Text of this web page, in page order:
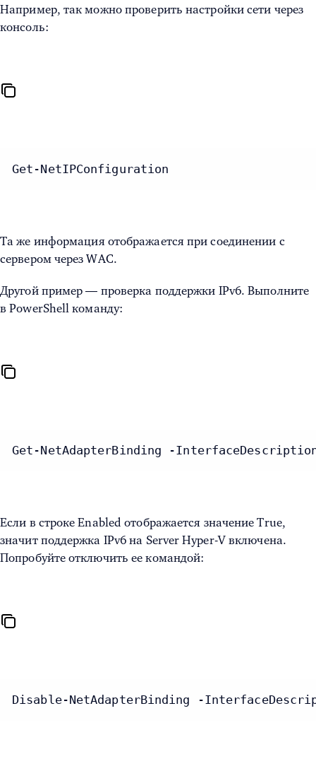
Например, так можно проверить настройки сети через
консоль:
Get-NetIPConfiguration
Та же информация отображается при соединении с
сервером через WAC.
Другой пример — проверка поддержки IPv6. Выполните
в PowerShell команду:
Get-NetAdapterBinding -
Если в строке Enabled отображается значение True,
значит поддержка IPv6 на Server Hyper-Vвключена.
Попробуйте отключить ее командой:
Disable-NetAdapterBinding -